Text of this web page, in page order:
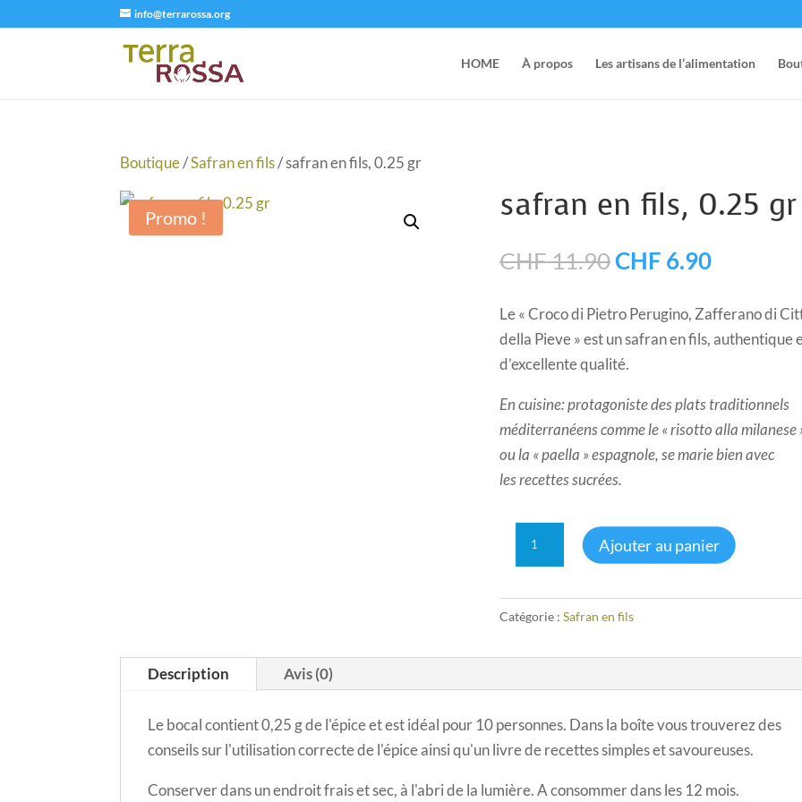
info@terrarossa.org
HOME À propos Les artisans de l’alimentation
Boutique/Safran en fils/ safran en fils, 0.25 gr
Promo ! safran en fils, 0.25 gr
CHF11.90Le
initial
était :
CHF 11.90.
CHF 6.90Le
actuel
est :
Le « Croco di Pietro Perugino, Zafferano di
della Pieve » est un safran en fils, authentique
d’excellente qualité.
En cuisine: protagoniste des plats traditionnels
méditerranéens comme le « risotto alla milanese
ou la « paella » espagnole, se marie bien avec
les recettes sucrées.
en
fils,
Ajouter au panier
e
t
e
Catégorie :Safran en fils
Description Avis (0)
Le bocal contient 0,25 g de l'épice et est idéal pour 10 personnes. Dans la boîte vous trouverez des
conseils sur l'utilisation correcte de l'épice ainsi qu'un livre de recettes simples et savoureuses.
Conserver dans un endroit frais et sec, à l'abri de la lumière. A consommer dans les 12 mois.